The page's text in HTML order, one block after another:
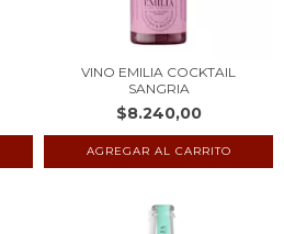
VINO EMILIA COCKTAIL
SANGRIA
$8.240,00